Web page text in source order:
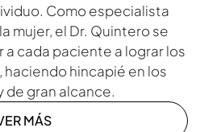
Como especialista
mujer, el Dr. Quintero se
cada paciente a lograr los
hincapié en los
de gran alcance.
MÁS